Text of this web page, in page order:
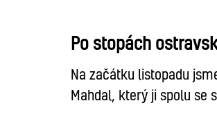
Po stopách
Na začátku listopadu
Mahdal, který ji spolu se